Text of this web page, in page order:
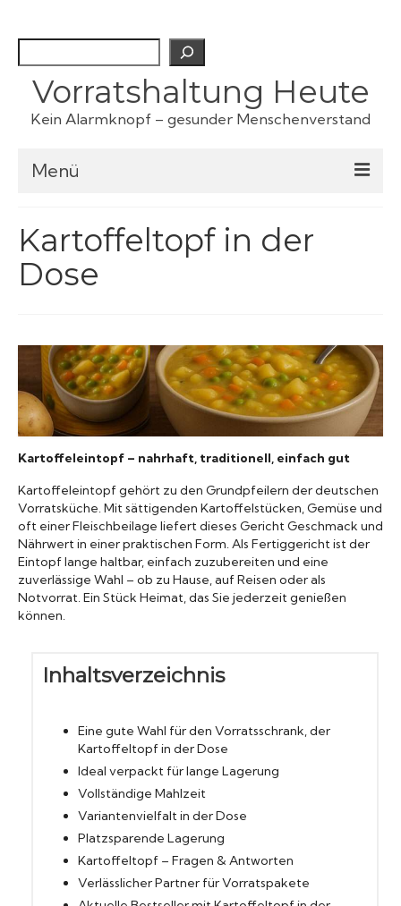
Vorratshaltung Heute
Kein Alarmknopf – gesunder Menschenverstand
Menü
Fertiggerichte
Kartoffeln
Konserven
Marmelade
Wissenswert
Kartoffeltopf in der
Dose
Kartoffeleintopf – nahrhaft, traditionell, einfach gut
Kartoffeleintopf gehört zu den Grundpfeilern der deutschen
Vorratsküche. Mit sättigenden Kartoffelstücken, Gemüse und
oft einer Fleischbeilage liefert dieses Gericht Geschmack und
Nährwert in einer praktischen Form. Als Fertiggericht ist der
Eintopf lange haltbar, einfach zuzubereiten und eine
zuverlässige Wahl – ob zu Hause, auf Reisen oder als
Notvorrat. Ein Stück Heimat, das Sie jederzeit genießen
können.
Inhaltsverzeichnis
Eine gute Wahl für den Vorratsschrank, der
Kartoffeltopf in der Dose
Ideal verpackt für lange Lagerung
Vollständige Mahlzeit
Variantenvielfalt in der Dose
Platzsparende Lagerung
Kartoffeltopf – Fragen & Antworten
Verlässlicher Partner für Vorratspakete